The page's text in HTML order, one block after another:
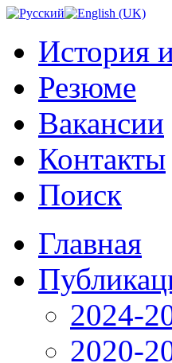
История
Резюме
Вакансии
Контакты
Поиск
Главная
2024-
2020-